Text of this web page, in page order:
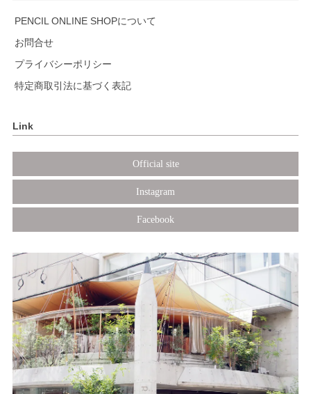
PENCIL ONLINE SHOPについて
お問合せ
プライバシーポリシー
特定商取引法に基づく表記
Link
Official site
Instagram
Facebook